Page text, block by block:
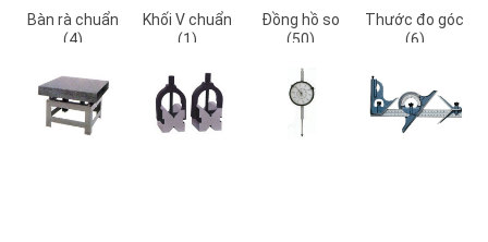
Bàn rà chuẩn
(4)
Khối V chuẩn
(1)
Đồng hồ so
(50)
Thước đo góc
(6)